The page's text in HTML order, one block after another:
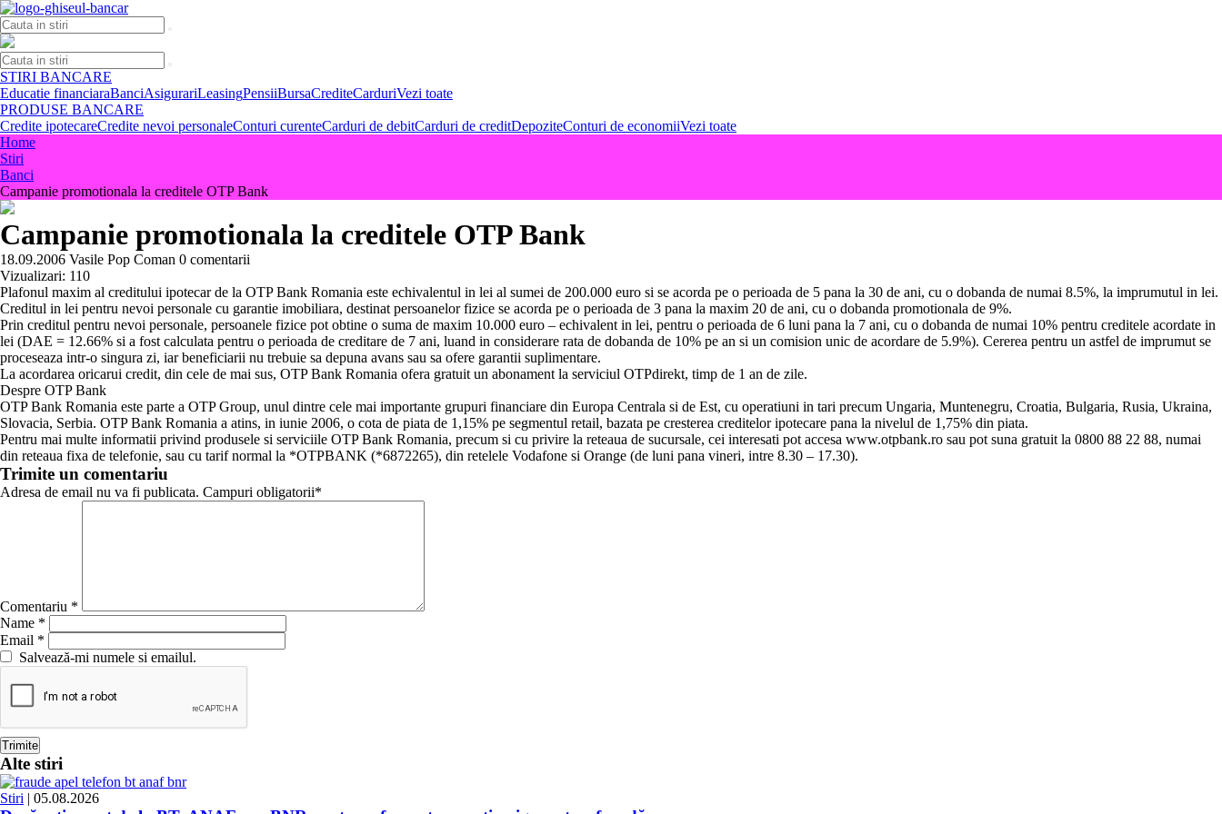
Skip
to
content
STIRI BANCARE
Educatie financiaraBanciAsigurariLeasingPensiiBursaCrediteCarduriVezi toate
PRODUSE BANCARE
Credite ipotecareCredite nevoi personaleConturi curenteCarduri de debitCarduri de creditDepoziteConturi de economiiVezi toate
Home
Stiri
Banci
Campanie promotionala la creditele OTP Bank
Campanie promotionala la creditele OTP Bank
18.09.2006 Vasile Pop Coman 0 comentarii
Vizualizari: 110
Plafonul maxim al creditului ipotecar de la OTP Bank Romania este echivalentul in lei al sumei de 200.000 euro si se acorda pe o perioada de 5 pana la 30 de ani, cu o dobanda de numai 8.5%, la imprumutul in lei.
Creditul in lei pentru nevoi personale cu garantie imobiliara, destinat persoanelor fizice se acorda pe o perioada de 3 pana la maxim 20 de ani, cu o dobanda promotionala de 9%.
Prin creditul pentru nevoi personale, persoanele fizice pot obtine o suma de maxim 10.000 euro – echivalent in lei, pentru o perioada de 6 luni pana la 7 ani, cu o dobanda de numai 10% pentru creditele acordate in
lei (DAE = 12.66% si a fost calculata pentru o perioada de creditare de 7 ani, luand in considerare rata de dobanda de 10% pe an si un comision unic de acordare de 5.9%). Cererea pentru un astfel de imprumut se
proceseaza intr-o singura zi, iar beneficiarii nu trebuie sa depuna avans sau sa ofere garantii suplimentare.
La acordarea oricarui credit, din cele de mai sus, OTP Bank Romania ofera gratuit un abonament la serviciul OTPdirekt, timp de 1 an de zile.
Despre OTP Bank
OTP Bank Romania este parte a OTP Group, unul dintre cele mai importante grupuri financiare din Europa Centrala si de Est, cu operatiuni in tari precum Ungaria, Muntenegru, Croatia, Bulgaria, Rusia, Ukraina,
Slovacia, Serbia. OTP Bank Romania a atins, in iunie 2006, o cota de piata de 1,15% pe segmentul retail, bazata pe cresterea creditelor ipotecare pana la nivelul de 1,75% din piata.
Pentru mai multe informatii privind produsele si serviciile OTP Bank Romania, precum si cu privire la reteaua de sucursale, cei interesati pot accesa www.otpbank.ro sau pot suna gratuit la 0800 88 22 88, numai
din reteaua fixa de telefonie, sau cu tarif normal la *OTPBANK (*6872265), din retelele Vodafone si Orange (de luni pana vineri, intre 8.30 – 17.30).
Trimite un comentariu
Adresa de email nu va fi publicata. Campuri obligatorii*
Comentariu *
Name *
Email *
Salvează-mi numele si emailul.
Alte stiri
Stiri | 05.08.2026